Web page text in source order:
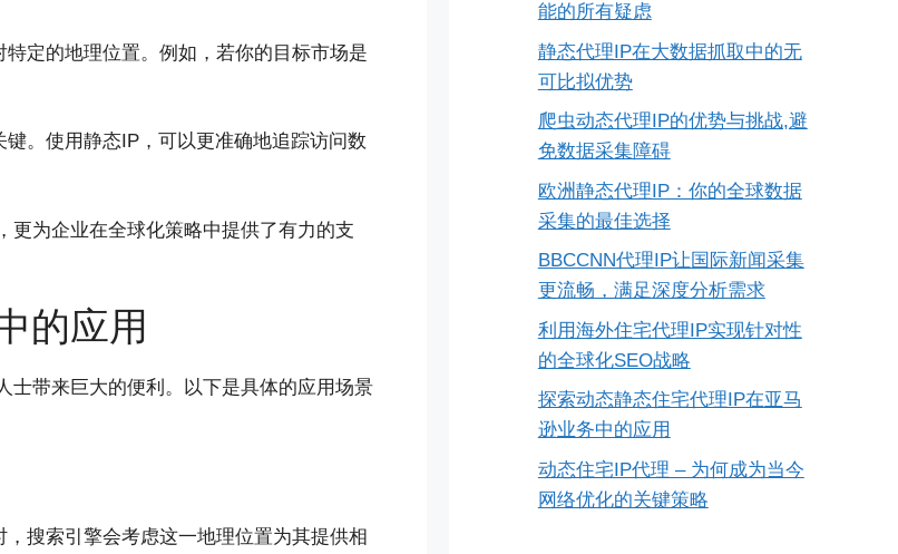
定的地理位置。例如，若你的目标市场是
。使用静态IP，可以更准确地追踪访问数
更为企业在全球化策略中提供了有力的支
的应用
士带来巨大的便利。以下是具体的应用场景
搜索引擎会考虑这一地理位置为其提供相
能的所有疑虑
静态代理IP在大数据抓取中的无
可比拟优势
爬虫动态代理IP的优势与挑战,避
免数据采集障碍
欧洲静态代理IP：你的全球数据
采集的最佳选择
BBCCNN代理IP让国际新闻采集
更流畅，满足深度分析需求
利用海外住宅代理IP实现针对性
的全球化SEO战略
探索动态静态住宅代理IP在亚马
逊业务中的应用
动态住宅IP代理 – 为何成为当今
网络优化的关键策略